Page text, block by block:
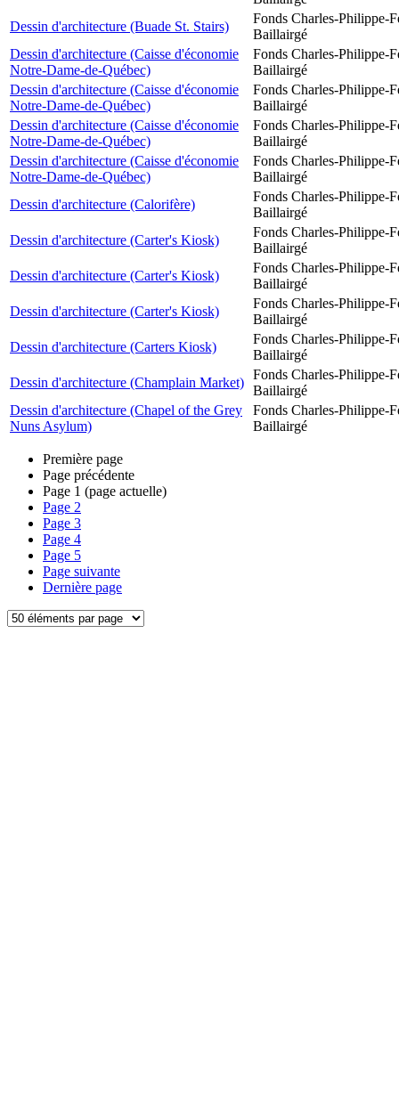
Dessin d'architecture (Buade St. Stairs)
Fonds Charles-Philippe-
Baillairgé
Dessin d'architecture (Caisse d'économie
Notre-Dame-de-Québec)
Fonds Charles-Philippe-
Baillairgé
Dessin d'architecture (Caisse d'économie
Notre-Dame-de-Québec)
Fonds Charles-Philippe-
Baillairgé
Dessin d'architecture (Caisse d'économie
Notre-Dame-de-Québec)
Fonds Charles-Philippe-
Baillairgé
Dessin d'architecture (Caisse d'économie
Notre-Dame-de-Québec)
Fonds Charles-Philippe-
Baillairgé
Dessin d'architecture (Calorifère)
Fonds Charles-Philippe-
Baillairgé
Dessin d'architecture (Carter's Kiosk)
Fonds Charles-Philippe-
Baillairgé
Dessin d'architecture (Carter's Kiosk)
Fonds Charles-Philippe-
Baillairgé
Dessin d'architecture (Carter's Kiosk)
Fonds Charles-Philippe-
Baillairgé
Dessin d'architecture (Carters Kiosk)
Fonds Charles-Philippe-
Baillairgé
Dessin d'architecture (Champlain Market)
Fonds Charles-Philippe-
Baillairgé
Dessin d'architecture (Chapel of the Grey
Nuns Asylum)
Fonds Charles-Philippe-
Baillairgé
Première page
Page précédente
Page 1 (page actuelle)
Page 2
Page 3
Page 4
Page 5
Page suivante
Dernière page